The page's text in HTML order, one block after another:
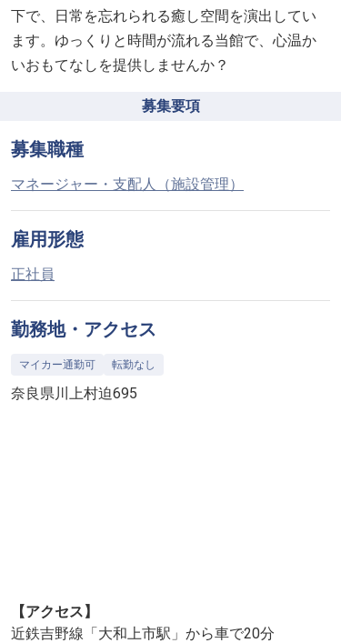
下で、日常を忘れられる癒し空間を演出してい
ます。ゆっくりと時間が流れる当館で、心温か
いおもてなしを提供しませんか？
募集要項
募集職種
マネージャー・支配人（施設管理）
雇用形態
正社員
勤務地・アクセス
マイカー通勤可 転勤なし
奈良県川上村迫695
【アクセス】
近鉄吉野線「大和上市駅」から車で20分